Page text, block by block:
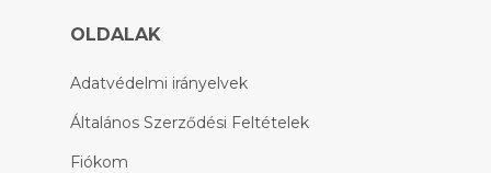
OLDALAK
Adatvédelmi irányelvek
Általános Szerződési Feltételek
Fiókom